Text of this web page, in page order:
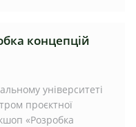
концепцій
університеті
проєктної
«Розробка